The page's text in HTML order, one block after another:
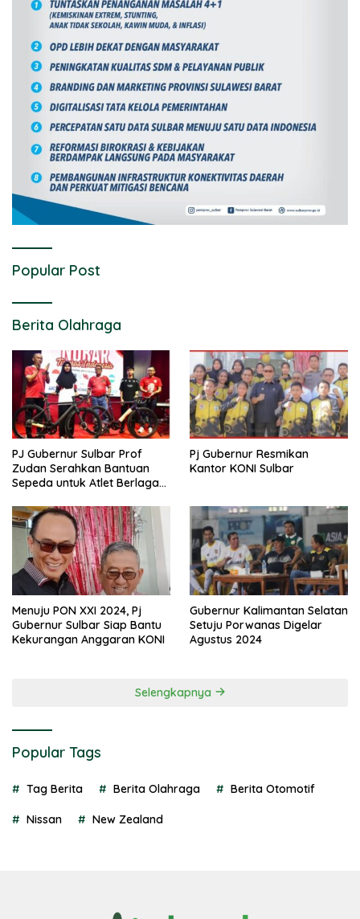
Popular Post
Berita Olahraga
PJ Gubernur Sulbar Prof
Zudan Serahkan Bantuan
Sepeda untuk Atlet Berlaga
Pj Gubernur Resmikan
Kantor KONI Sulbar
Menuju PON XXI 2024, Pj
Gubernur Sulbar Siap Bantu
Kekurangan Anggaran KONI
Gubernur Kalimantan Selatan
Setuju Porwanas Digelar
Agustus 2024
Selengkapnya
Popular Tags
Tag Berita Berita Olahraga Berita Otomotif
Nissan New Zealand